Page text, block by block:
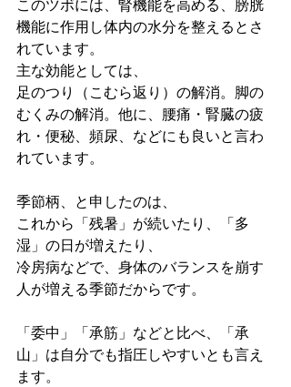
このツボには、腎機能を高める、膀胱
機能に作用し体内の水分を整えるとさ
れています。
主な効能としては、
足のつり（こむら返り）の解消。脚の
むくみの解消。他に、腰痛・腎臓の疲
れ・便秘、頻尿、などにも良いと言わ
れています。
季節柄、と申したのは、
これから「残暑」が続いたり、「多
湿」の日が増えたり、
冷房病などで、身体のバランスを崩す
人が増える季節だからです。
「委中」「承筋」などと比べ、「承
山」は自分でも指圧しやすいとも言え
ます。